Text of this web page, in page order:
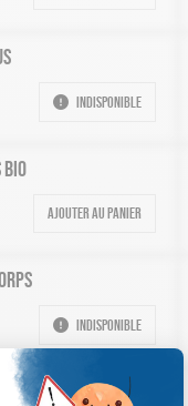
Indisponible
BIO
Ajouter au panier
Indisponible
AUX